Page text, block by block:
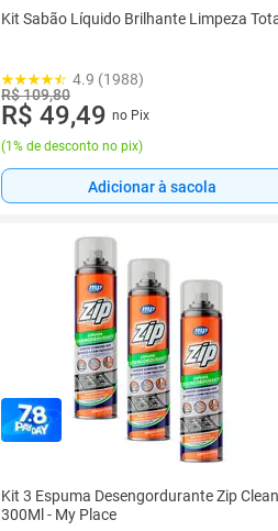
Kit Sabão Líquido Brilhante Limpeza
4.9 (1988)
R$ 109,80
R$ 49,49 no Pix
(1% de desconto no pix)
Adicionar à sacola
Kit 3 Espuma Desengordurante Zip Clean
300Ml - My Place